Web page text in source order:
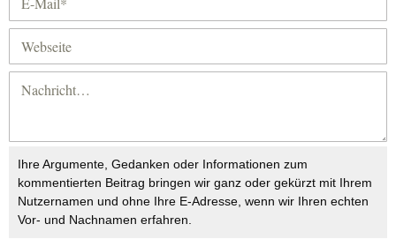
Ihre Argumente, Gedanken oder Informationen zum
kommentierten Beitrag bringen wir ganz oder gekürzt mit Ihrem
Nutzernamen und ohne Ihre E-Adresse, wenn wir Ihren echten
Vor- und Nachnamen erfahren.